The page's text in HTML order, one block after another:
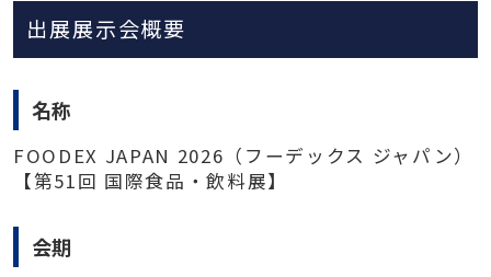
出展展示会概要
名称
FOODEX JAPAN 2026（フーデックス ジャパン）
【第51回 国際食品・飲料展】
会期